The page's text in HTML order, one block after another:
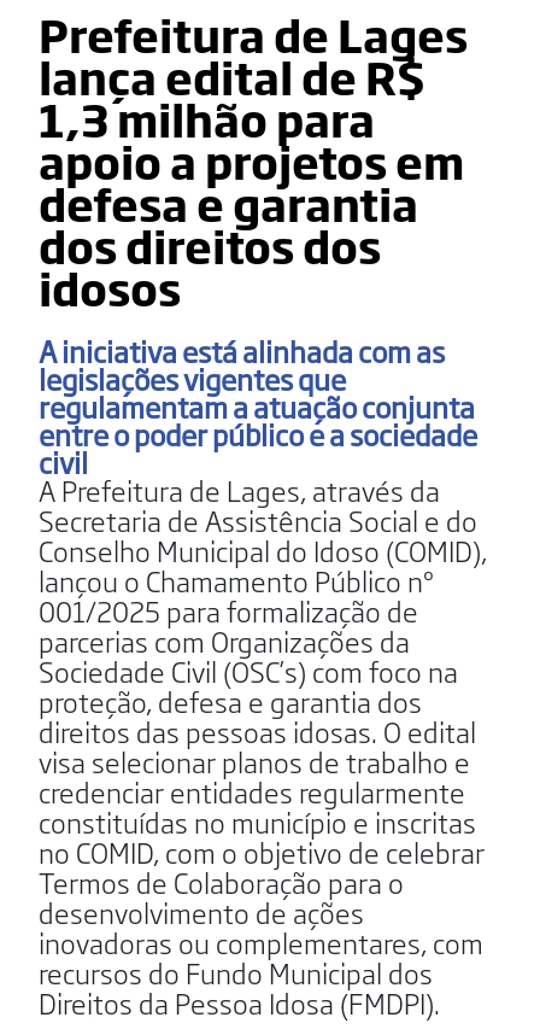
Prefeitura de Lages
lança edital de R$
1,3 milhão para
apoio a projetos em
defesa e garantia
dos direitos dos
idosos
A iniciativa está alinhada com as
legislações vigentes que
regulamentam a atuação conjunta
entre o poder público e a sociedade
civil
A Prefeitura de Lages, através da
Secretaria de Assistência Social e do
Conselho Municipal do Idoso (COMID),
lançou o Chamamento Público nº
001/2025 para formalização de
parcerias com Organizações da
Sociedade Civil (OSC’s) com foco na
proteção, defesa e garantia dos
direitos das pessoas idosas. O edital
visa selecionar planos de trabalho e
credenciar entidades regularmente
constituídas no município e inscritas
no COMID, com o objetivo de celebrar
Termos de Colaboração para o
desenvolvimento de ações
inovadoras ou complementares, com
recursos do Fundo Municipal dos
Direitos da Pessoa Idosa (FMDPI).